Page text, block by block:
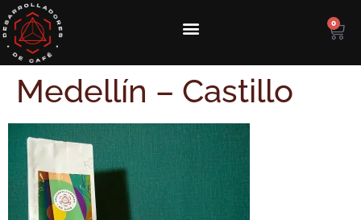
0
Medellín – Castillo